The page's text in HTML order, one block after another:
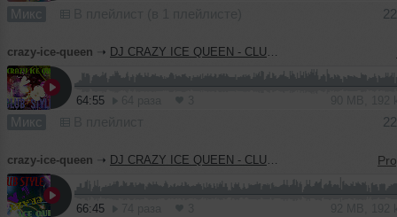
Микс
crazy-ice-queen ➝ DJ CRAZY ICE QUEEN - CLUB STYLE v.8 (Promo Mix)
64:55
Микс
crazy-ice-queen ➝ DJ CRAZY ICE QUEEN - CLUB STYLE v.7 (Promo Mix)
66:45